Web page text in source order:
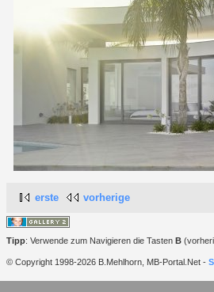
erste vorherige
Tipp: Verwende zum Navigieren die Tasten B
© Copyright 1998-2026 B.Mehlhorn, MB-Portal.Net -